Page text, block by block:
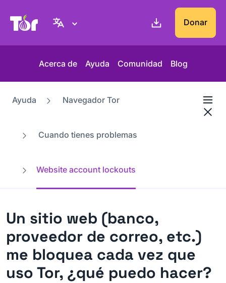
Web del Proyecto Tor Donar
Acerca de Ayuda Comunidad Blog
Ayuda Navegador Tor
Cuando tienes problemas
Website account lockouts
Un sitio web (banco,
proveedor de correo, etc.)
me bloquea cada vez que
uso Tor, ¿qué puedo hacer?